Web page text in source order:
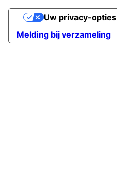
Melding bij verzameling
Uw privacy-opties